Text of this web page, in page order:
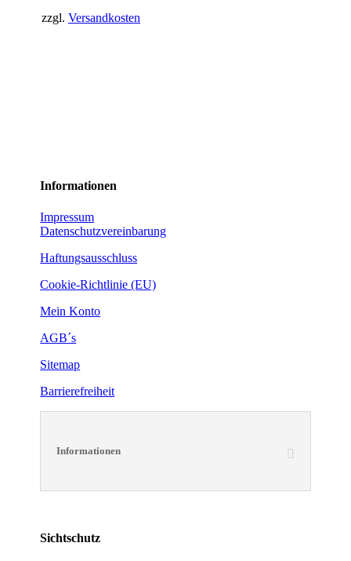
zzgl. Versandkosten
Informationen
Impressum
Datenschutzvereinbarung
Haftungsausschluss
Cookie-Richtlinie (EU)
Mein Konto
AGB´s
Sitemap
Barrierefreiheit
Informationen
Sichtschutz